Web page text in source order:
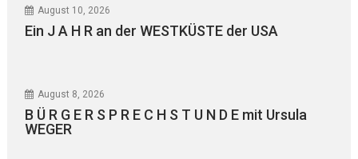
August 10, 2026
Ein J A H R an der WESTKÜSTE der USA
August 8, 2026
B Ü R G E R S P R E C H S T U N D E mit Ursula
WEGER